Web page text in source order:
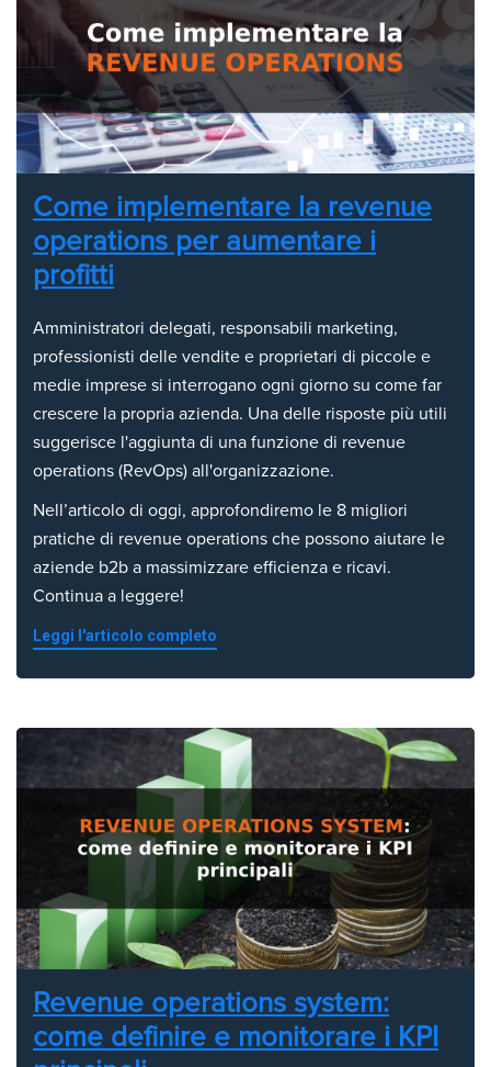
Come implementare la revenue
operations per aumentare i
profitti
Amministratori delegati, responsabili marketing,
professionisti delle vendite e proprietari di piccole e
medie imprese si interrogano ogni giorno su come far
crescere la propria azienda. Una delle risposte più utili
suggerisce l'aggiunta di una funzione di revenue
operations (RevOps) all'organizzazione.
Nell’articolo di oggi, approfondiremo le 8 migliori
pratiche di revenue operations che possono aiutare le
aziende b2b a massimizzare efficienza e ricavi.
Continua a leggere!
Leggi l'articolo completo
Revenue operations system:
come definire e monitorare i KPI